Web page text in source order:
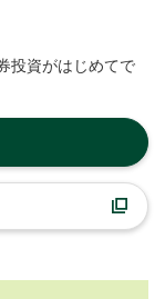
投資がはじめてで